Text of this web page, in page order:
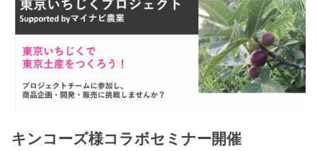
キンコーズ様コラボセミナー開催